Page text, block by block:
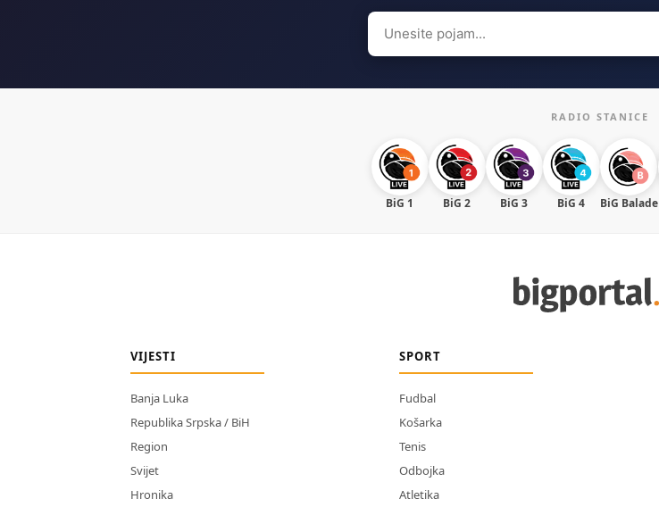
Search
for:
RADIO STANICE
BiG 1 BiG 2 BiG 3 BiG 4 BiG Balade
VIJESTI
Banja Luka
Republika Srpska / BiH
Region
Svijet
Hronika
SPORT
Fudbal
Košarka
Tenis
Odbojka
Atletika